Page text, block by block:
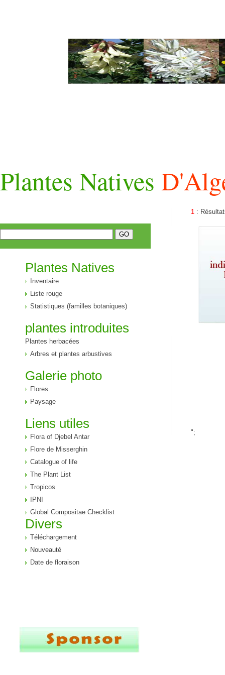
Plantes Natives
1 :
";
Plantes Natives
Inventaire
Liste rouge
Statistiques (familles botaniques)
plantes introduites
Plantes herbacées
Arbres et plantes arbustives
Galerie photo
Flores
Paysage
Liens utiles
Flora of Djebel Antar
Flore de Misserghin
Catalogue of life
The Plant List
Tropicos
IPNI
Global Compositae Checklist
Divers
Téléchargement
Nouveauté
Date de floraison